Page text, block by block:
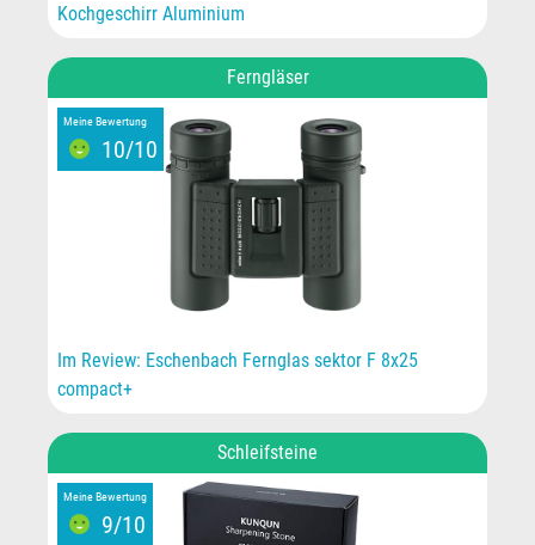
Kochgeschirr Aluminium
Ferngläser
Meine Bewertung
10/10
Im Review: Eschenbach Fernglas sektor F 8x25
compact+
Schleifsteine
Meine Bewertung
9/10